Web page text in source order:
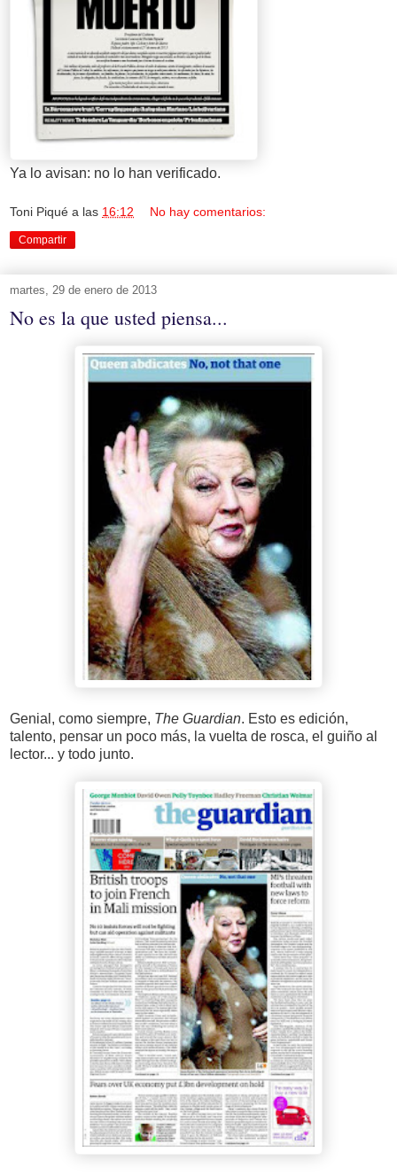
Ya lo avisan: no lo han verificado.
Toni Piqué a las 16:12 No hay comentarios:
Compartir
martes, 29 de enero de 2013
No es la que usted piensa...
Genial, como siempre, The Guardian. Esto es edición,
talento, pensar un poco más, la vuelta de rosca, el guiño al
lector... y todo junto.